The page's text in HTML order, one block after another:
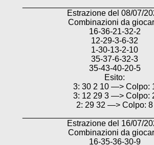
Estrazione del 08/07/
Combinazioni da
16-36-21-32-2
12-29-3-6-32
1-30-13-2-10
35-37-6-32-3
35-43-40-20-5
Esito:
3: 30 2 10 —> Colpo:
3: 12 29 3 —> Colpo:
2: 29 32 —> Colpo: 8
Estrazione del 16/07/
Combinazioni da
16-35-36-30-9